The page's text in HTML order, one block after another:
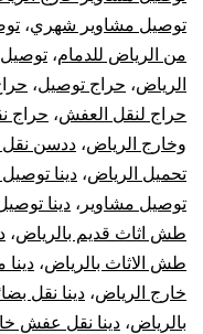
توصيل مشاوير شهري،
من الرياض للدمام،
الرياض، حراج توصيل،
حراج لنقل العفش، حراج
وخارج الرياض، ددسن
تحميل الرياض، دينا
توصيل مشاوير ، دينا
طش اثاث قديم بالرياض،
طش الاثاث بالرياض،
خارج الرياض، دينا نقل
بالرياض، دينا نقل عفش